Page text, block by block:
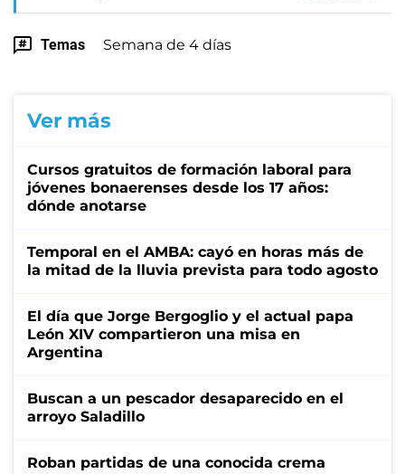
Temas Semana de 4 días
Ver más
Cursos gratuitos de formación laboral para
jóvenes bonaerenses desde los 17 años:
dónde anotarse
Temporal en el AMBA: cayó en horas más de
la mitad de la lluvia prevista para todo agosto
El día que Jorge Bergoglio y el actual papa
León XIV compartieron una misa en
Argentina
Buscan a un pescador desaparecido en el
arroyo Saladillo
Roban partidas de una conocida crema